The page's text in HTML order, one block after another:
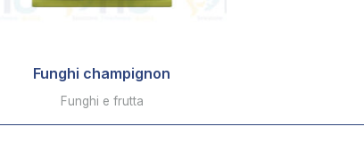
Funghi champignon
Funghi e frutta